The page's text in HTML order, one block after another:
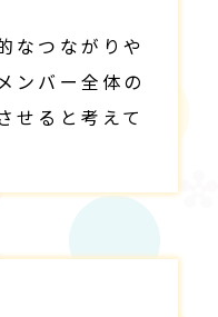
なつながりや
ンバー全体の
せると考えて